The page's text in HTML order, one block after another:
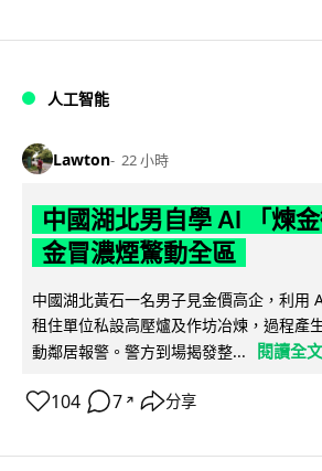
人工智能
Lawton 22 小時
中國湖北男自學 AI 「煉
金冒濃煙驚動全區
中國湖北黃石一名男子見金價高企，利用
租住單位私設高壓爐及作坊冶煉，過程產
動鄰居報警。警方到場揭發整...
閱讀全文
104 7 ↗ 分享